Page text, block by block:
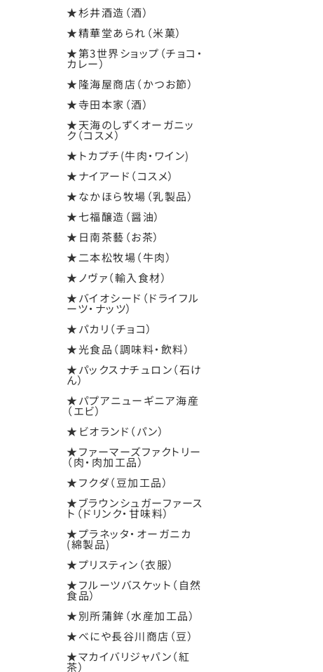
★杉井酒造（酒）
★精華堂あられ（米菓）
★第3世界ショップ（チョコ・
カレー）
★隆海屋商店（かつお節）
★寺田本家（酒）
★天海のしずくオーガニッ
ク（コスメ）
★トカプチ(牛肉・ワイン)
★ナイアード（コスメ）
★なかほら牧場（乳製品）
★七福醸造（醤油）
★日南茶藝（お茶）
★二本松牧場（牛肉）
★ノヴァ（輸入食材）
★バイオシード（ドライフル
ーツ・ナッツ）
★パカリ（チョコ）
★光食品（調味料・飲料）
★パックスナチュロン（石け
ん）
★パプアニューギニア海産
（エビ）
★ビオランド（パン）
★ファーマーズファクトリー
（肉・肉加工品）
★フクダ（豆加工品）
★ブラウンシュガーファース
ト（ドリンク・甘味料）
★プラネッタ・オーガニカ
(綿製品)
★プリスティン（衣服）
★フルーツバスケット（自然
食品）
★別所蒲鉾（水産加工品）
★べにや長谷川商店（豆）
★マカイバリジャパン（紅
茶）